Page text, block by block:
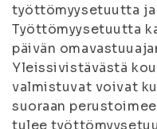
työttömyysetuutta
Työttömyysetuutta
päivän
Yleissivistävästä
valmistuvat voivat
suoraan
tulee